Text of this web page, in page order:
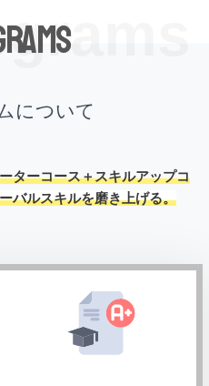
について
ターコース＋スキルアップコ
バルスキルを磨き上げる。